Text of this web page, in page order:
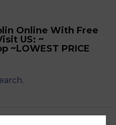
Online With Free
US: ~
~LOWEST PRICE